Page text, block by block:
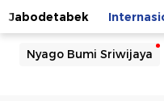
Jabodetabek
Nyago Bumi Sriwijaya